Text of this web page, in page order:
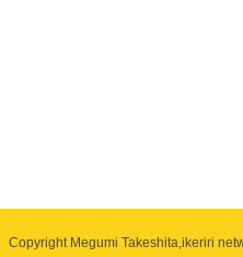
Copyright Megumi Takeshita,ikeriri